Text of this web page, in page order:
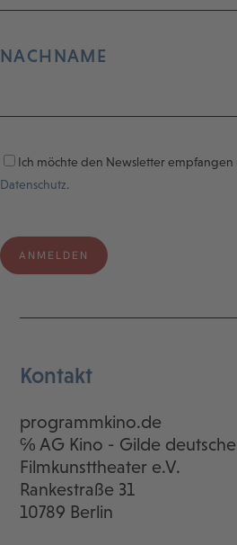
NACHNAME
Ich möchte den Newsletter
Datenschutz.
Kontakt
programmkino.de
℅ AG Kino - Gilde
Filmkunsttheater e.V.
Rankestraße 31
10789 Berlin